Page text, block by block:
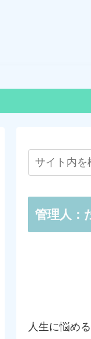
管理人：
人生に悩め